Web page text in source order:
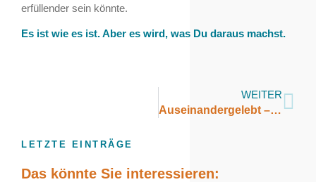
erfüllender sein könnte.
Es ist wie es ist. Aber es wird, was Du daraus machst.
WEITER
Auseinandergelebt – eine Checkliste
LETZTE EINTRÄGE
Das könnte Sie interessieren: